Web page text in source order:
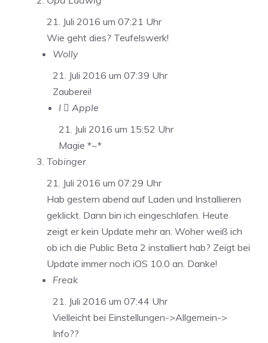
21. Juli 2016 um 07:21 Uhr
Wie geht dies? Teufelswerk!
Wolly
21. Juli 2016 um 07:39 Uhr
Zauberei!
I  Apple
21. Juli 2016 um 15:52 Uhr
Magie *~*
Tobinger
21. Juli 2016 um 07:29 Uhr
Hab gestern abend auf Laden und Installieren
geklickt. Dann bin ich eingeschlafen. Heute
zeigt er kein Update mehr an. Woher weiß ich
ob ich die Public Beta 2 installiert hab? Zeigt bei
Update immer noch iOS 10.0 an. Danke!
Freak
21. Juli 2016 um 07:44 Uhr
Vielleicht bei Einstellungen->Allgemein->
Info??